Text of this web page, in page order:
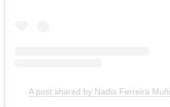
A post shared by Nadia Ferreira